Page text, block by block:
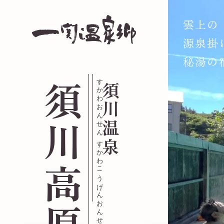
須川温泉
すかわおんせん すかわこうげんおんせん
雲上の
源泉掛
秘湯の